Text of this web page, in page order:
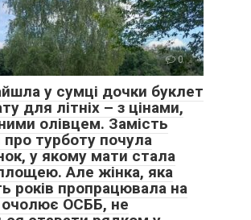
0
у сумці дочки буклет
для літніх – з цінами,
олівцем. Замість
турботу почула
у якому мати стала
Але жінка, яка
років пропрацювала на
очолює ОСББ, не